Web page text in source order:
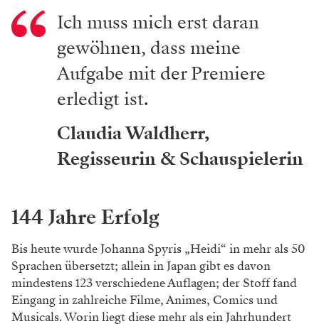
Ich muss mich erst daran
gewöhnen, dass meine
Aufgabe mit der Premiere
erledigt ist.
Claudia Waldherr,
Regisseurin & Schauspielerin
144 Jahre Erfolg
Bis heute wurde Johanna Spyris „Heidi“ in mehr als 50
Sprachen übersetzt; allein in Japan gibt es davon
mindestens 123 verschiedene Auflagen; der Stoff fand
Eingang in zahlreiche Filme, Animes, Comics und
Musicals. Worin liegt diese mehr als ein Jahrhundert